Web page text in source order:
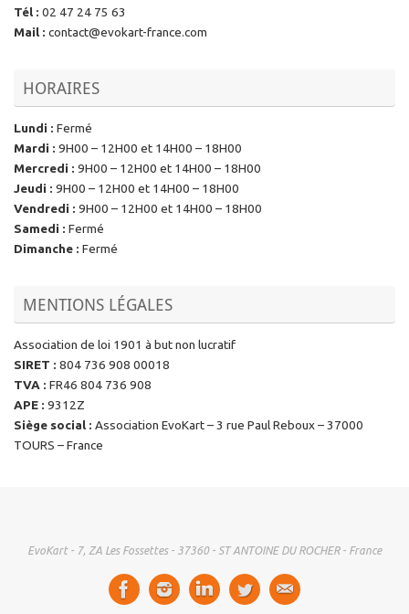
Tél : 02 47 24 75 63
Mail : contact@evokart-france.com
HORAIRES
Lundi : Fermé
Mardi : 9H00 – 12H00 et 14H00 – 18H00
Mercredi : 9H00 – 12H00 et 14H00 – 18H00
Jeudi : 9H00 – 12H00 et 14H00 – 18H00
Vendredi : 9H00 – 12H00 et 14H00 – 18H00
Samedi : Fermé
Dimanche : Fermé
MENTIONS LÉGALES
Association de loi 1901 à but non lucratif
SIRET : 804 736 908 00018
TVA : FR46 804 736 908
APE : 9312Z
Siège social : Association EvoKart – 3 rue Paul Reboux – 37000
TOURS – France
EvoKart - 7, ZA Les Fossettes - 37360 - ST ANTOINE DU ROCHER - France